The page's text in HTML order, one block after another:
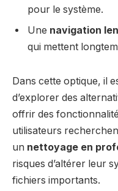
pour le système.
Une navigation
qui mettent
Dans cette optique, il
d’explorer des
offrir des
utilisateurs
un nettoyage en
risques d’altérer leur
fichiers importants.